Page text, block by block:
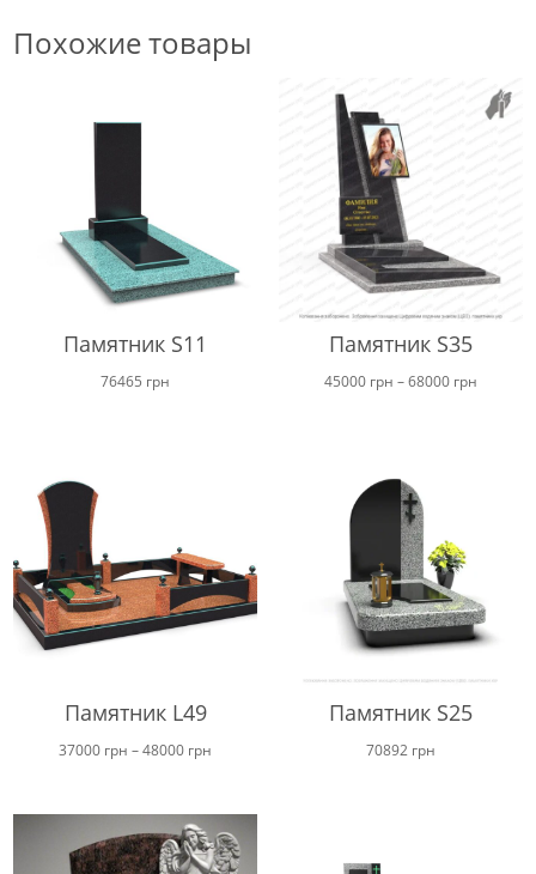
Похожие товары
Памятник S11
76465 грн
Памятник S35
45000 грн –68000 грн
Памятник L49
37000 грн –48000 грн
от
37000 грн
Памятник S25
70892 грн